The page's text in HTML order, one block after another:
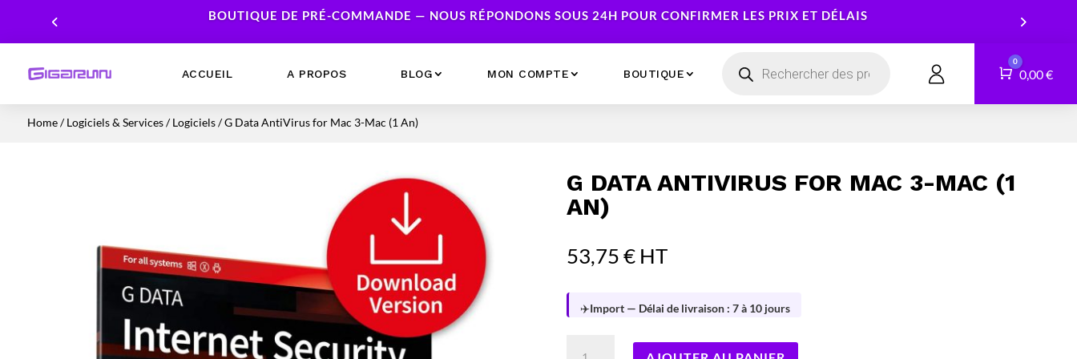
BOUTIQUE DE PRÉ-COMMANDE — NOUS RÉPONDONS SOUS 24H POUR CONFIRMER LES PRIX ET DÉLAIS
ACCUEIL A PROPOS BLOG MON COMPTE BOUTIQUE CONTACT
produits
Panier
0
0,00€
Home/Logiciels & Services/Logiciels/ G Data AntiVirus for Mac 3-Mac (1 An)
G DATA ANTIVIRUS FOR MAC 3-MAC (1
AN)
53,75€ HT
✈️Import — Délai de livraison : 7 à 10 jours
Cartes mères
Imprimantes
Caméras & Sécurité
Réseau
Onduleurs
Tablettes
Services